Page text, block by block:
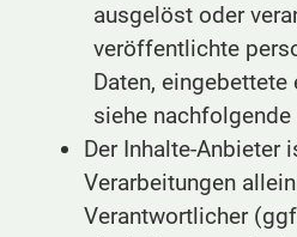
ausgelöst oder
veröffentlichte
Daten, eingebettete
siehe nachfolgende
Der Inhalte-Anbieter
Verarbeitungen
Verantwortlicher